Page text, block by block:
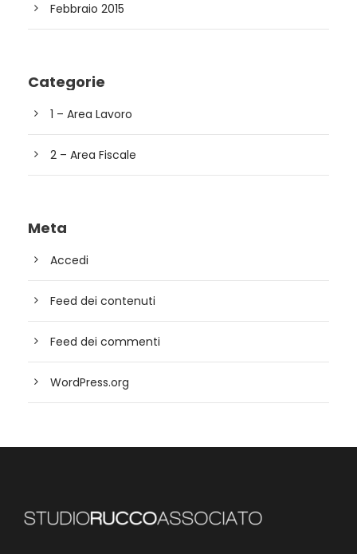
Febbraio 2015
Categorie
1 – Area Lavoro
2 – Area Fiscale
Meta
Accedi
Feed dei contenuti
Feed dei commenti
WordPress.org